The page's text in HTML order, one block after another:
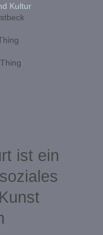
Kultur
stbeck
Thing
ist ein